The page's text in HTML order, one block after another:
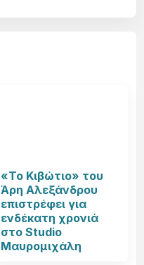
«Το Κιβώτιο» του
Άρη Αλεξάνδρου
επιστρέφει για
ενδέκατη χρονιά
στο Studio
Μαυρομιχάλη